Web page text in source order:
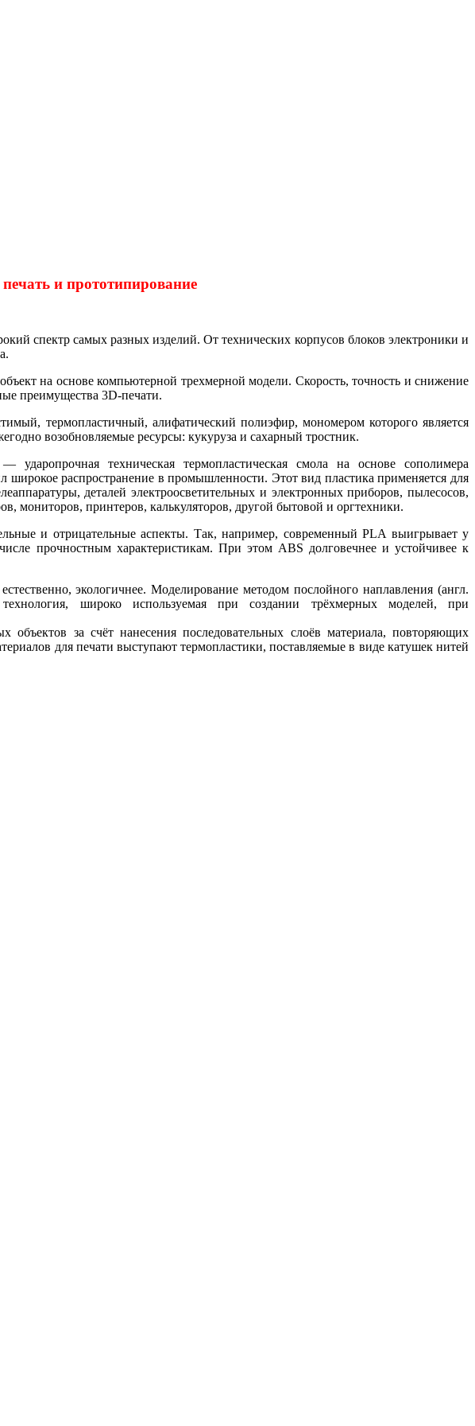
и прототипирование
спектр самых разных изделий. От технических корпусов блоков электроники и
на основе компьютерной трехмерной модели. Скорость, точность и снижение
преимущества 3D-печати.
термопластичный, алифатический полиэфир, мономером которого является
возобновляемые ресурсы: кукуруза и сахарный тростник.
техническая термопластическая смола на основе сополимера
распространение в промышленности. Этот вид пластика применяется для
деталей электроосветительных и электронных приборов, пылесосов,
мониторов, принтеров, калькуляторов, другой бытовой и оргтехники.
и отрицательные аспекты. Так, например, современный PLA выигрывает у
прочностным характеристикам. При этом ABS долговечнее и устойчивее к
экологичнее. Моделирование методом послойного наплавления (англ.
широко используемая при создании трёхмерных моделей, при
объектов за счёт нанесения последовательных слоёв материала, повторяющих
для печати выступают термопластики, поставляемые в виде катушек нитей